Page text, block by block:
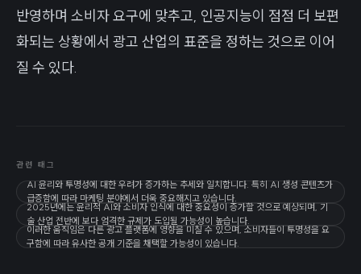
반영하며 소비자 요구에 맞추고, 인공지능이 점점 더 보편
화되는 상황에서 광고 산업의 표준을 정하는 것으로 이어
질 수 있다.
관련 태그
AI 윤리와 투명성에 대한 우려가 증가하는 추세와 일치합니다. 특히 AI 생성 콘텐츠가
급증함에 따라 마케팅 분야에서 더욱 중요해지고 있습니다.
2025년에는 윤리적 AI와 소비자 인식에 대한 중요성이 증가할 것으로 예상되며, 기
술 산업 전반에 보다 엄격한 규제가 도입될 가능성이 높습니다.
이러한 움직임은 다른 광고 플랫폼에 영향을 미칠 수 있으며, 소비자들이 투명성을 요
구함에 따라 유사한 공개 기준을 채택할 가능성이 있습니다.